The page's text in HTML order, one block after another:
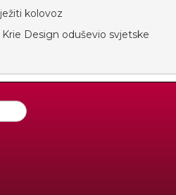
kolovoz
Design oduševio svjetske